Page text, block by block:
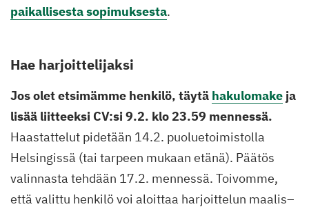
paikallisesta sopimuksesta.
Hae harjoittelijaksi
Jos olet etsimämme henkilö, täytä hakulomake ja
lisää liitteeksi CV:si 9.2. klo 23.59 mennessä.
Haastattelut pidetään 14.2. puoluetoimistolla
Helsingissä (tai tarpeen mukaan etänä). Päätös
valinnasta tehdään 17.2. mennessä. Toivomme,
että valittu henkilö voi aloittaa harjoittelun maalis–